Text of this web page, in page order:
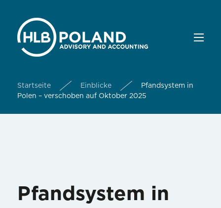
Startseite Einblicke
Pfandsystem in
Polen – verschoben auf Oktober 2025
Pfandsystem in